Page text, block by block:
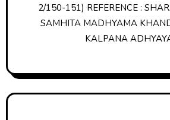
2/150-151) REFERENCE :
SAMHITA MADHYAMA
KALPANA